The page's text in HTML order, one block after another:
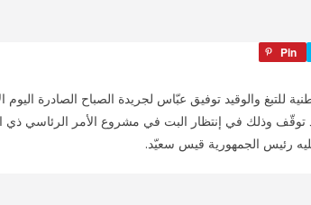
Pin
توقّف وذلك في إنتظار البت في مشروع الأمر الرئاسي
رئيس الجمهورية قيس سعيّد.